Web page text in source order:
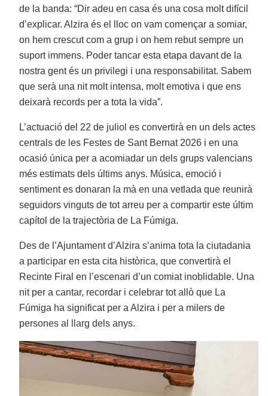
de la banda: “Dir adeu en casa és una cosa molt difícil
d’explicar. Alzira és el lloc on vam començar a somiar,
on hem crescut com a grup i on hem rebut sempre un
suport immens. Poder tancar esta etapa davant de la
nostra gent és un privilegi i una responsabilitat. Sabem
que serà una nit molt intensa, molt emotiva i que ens
deixarà records per a tota la vida”.
L’actuació del 22 de juliol es convertirà en un dels actes
centrals de les Festes de Sant Bernat 2026 i en una
ocasió única per a acomiadar un dels grups valencians
més estimats dels últims anys. Música, emoció i
sentiment es donaran la mà en una vetlada que reunirà
seguidors vinguts de tot arreu per a compartir este últim
capítol de la trajectòria de La Fúmiga.
Des de l’Ajuntament d’Alzira s’anima tota la ciutadania
a participar en esta cita històrica, que convertirà el
Recinte Firal en l’escenari d’un comiat inoblidable. Una
nit per a cantar, recordar i celebrar tot allò que La
Fúmiga ha significat per a Alzira i per a milers de
persones al llarg dels anys.